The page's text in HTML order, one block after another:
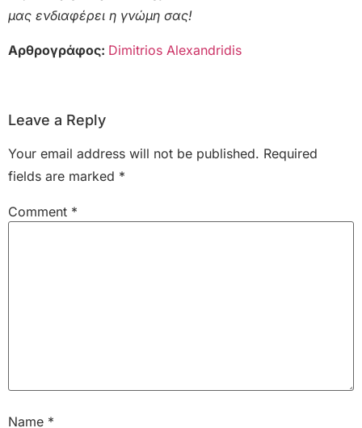
μας ενδιαφέρει η γνώμη σας!
Αρθρογράφος: Dimitrios Alexandridis
Leave a Reply
Your email address will not be published. Required
fields are marked *
Comment *
Name *